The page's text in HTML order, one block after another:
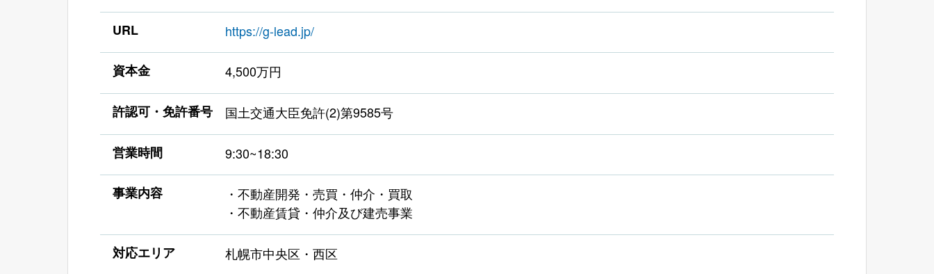
URL https://g-lead.jp/
資本金 4,500万円
許認可・免許番号 国土交通大臣免許(2)第9585号
営業時間 9:30~18:30
事業内容
・不動産開発・売買・仲介・買取
・不動産賃貸・仲介及び建売事業
対応エリア 札幌市中央区・西区